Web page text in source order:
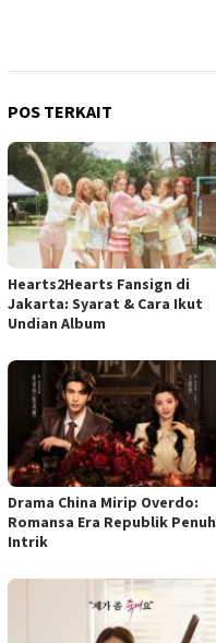
POS TERKAIT
Hearts2Hearts Fansign di
Jakarta: Syarat & Cara Ikut
Undian Album
Drama China Mirip Overdo:
Romansa Era Republik Penuh
Intrik